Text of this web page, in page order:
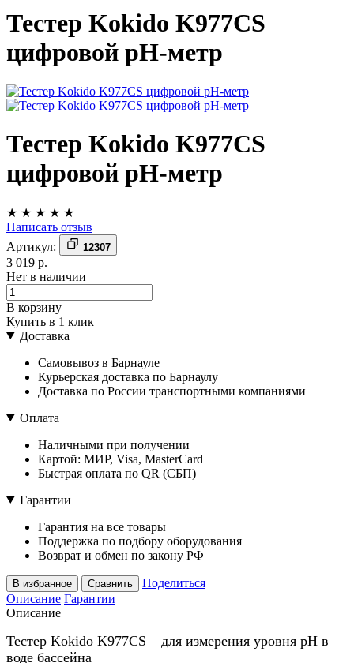
Тестер Kokido K977CS
цифровой рН-метр
Тестер Kokido K977CS
цифровой рН-метр
★ ★ ★ ★ ★
Написать отзыв
Артикул:
12307
3 019 р.
Нет в наличии
В корзину
Купить в 1 клик
Доставка
Самовывоз в Барнауле
Курьерская доставка по Барнаулу
Доставка по России транспортными компаниями
Оплата
Наличными при получении
Картой: МИР, Visa, MasterCard
Быстрая оплата по QR (СБП)
Гарантии
Гарантия на все товары
Поддержка по подбору оборудования
Возврат и обмен по закону РФ
В избранное Сравнить
Поделиться
Описание Гарантии
Описание
Тестер Kokido K977CS – для измерения уровня pH в
воде бассейна